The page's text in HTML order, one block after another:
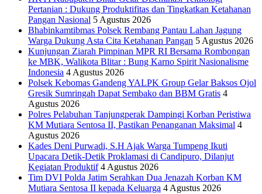
Pertanian : Dukung Produktifitas dan Tingkatkan Ketahanan
Pangan Nasional 5 Agustus 2026
Bhabinkamtibmas Polsek Rembang Pantau Lahan Jagung
Warga Dukung Asta Cita Ketahanan Pangan 5 Agustus 2026
Kunjungan Ziarah Pimpinan MPR RI Bersama Rombongan
ke MBK, Walikota Blitar : Bung Karno Spirit Nasionalisme
Indonesia 4 Agustus 2026
Polsek Kebomas Gandeng YALPK Group Gelar Baksos Ojol
Gresik Sumringah Dapat Sembako dan BBM Gratis 4
Agustus 2026
Polres Pelabuhan Tanjungperak Dampingi Korban Peristiwa
KM Mutiara Sentosa II, Pastikan Penanganan Maksimal 4
Agustus 2026
Kades Deni Purwadi, S.H Ajak Warga Tumpeng Ikuti
Upacara Detik-Detik Proklamasi di Candipuro, Dilanjut
Kegiatan Produktif 4 Agustus 2026
Tim DVI Polda Jatim Serahkan Dua Jenazah Korban KM
Mutiara Sentosa II kepada Keluarga 4 Agustus 2026